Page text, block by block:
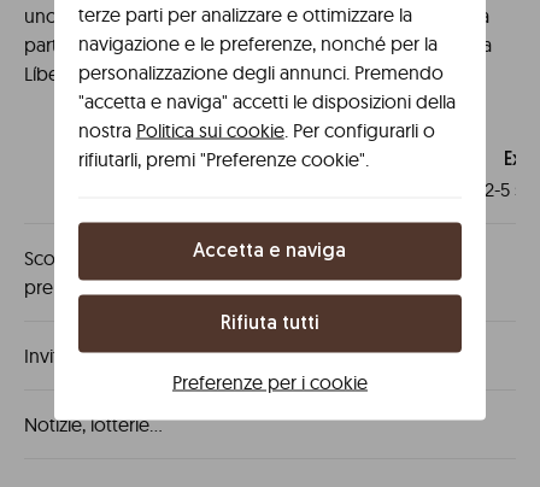
uno sconto diretto del 5% su tutte le tue prenotazioni a
partire da ora. E questo è solo l'inizio! Ogni soggiorno a
Líbere vale per salire di livello.
Líberecommunity
2-5
Sconto sulla tua prossima
prenotazione
Inviti alla vendita privata
Notizie, lotterie...
terze parti per analizzare e ottimizzare la
navigazione e le preferenze, nonché per la
personalizzazione degli annunci. Premendo
"accetta e naviga" accetti le disposizioni della
nostra Politica sui cookie. Per configurarli o
rifiutarli, premi "Preferenze cookie".
Accetta e naviga
Rifiuta tutti
Preferenze per i cookie